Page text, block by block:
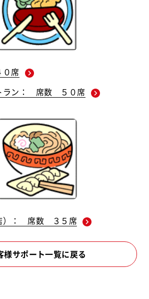
席
ラン： 席数 ５０席
）： 席数 ３５席
様サポート一覧に戻る